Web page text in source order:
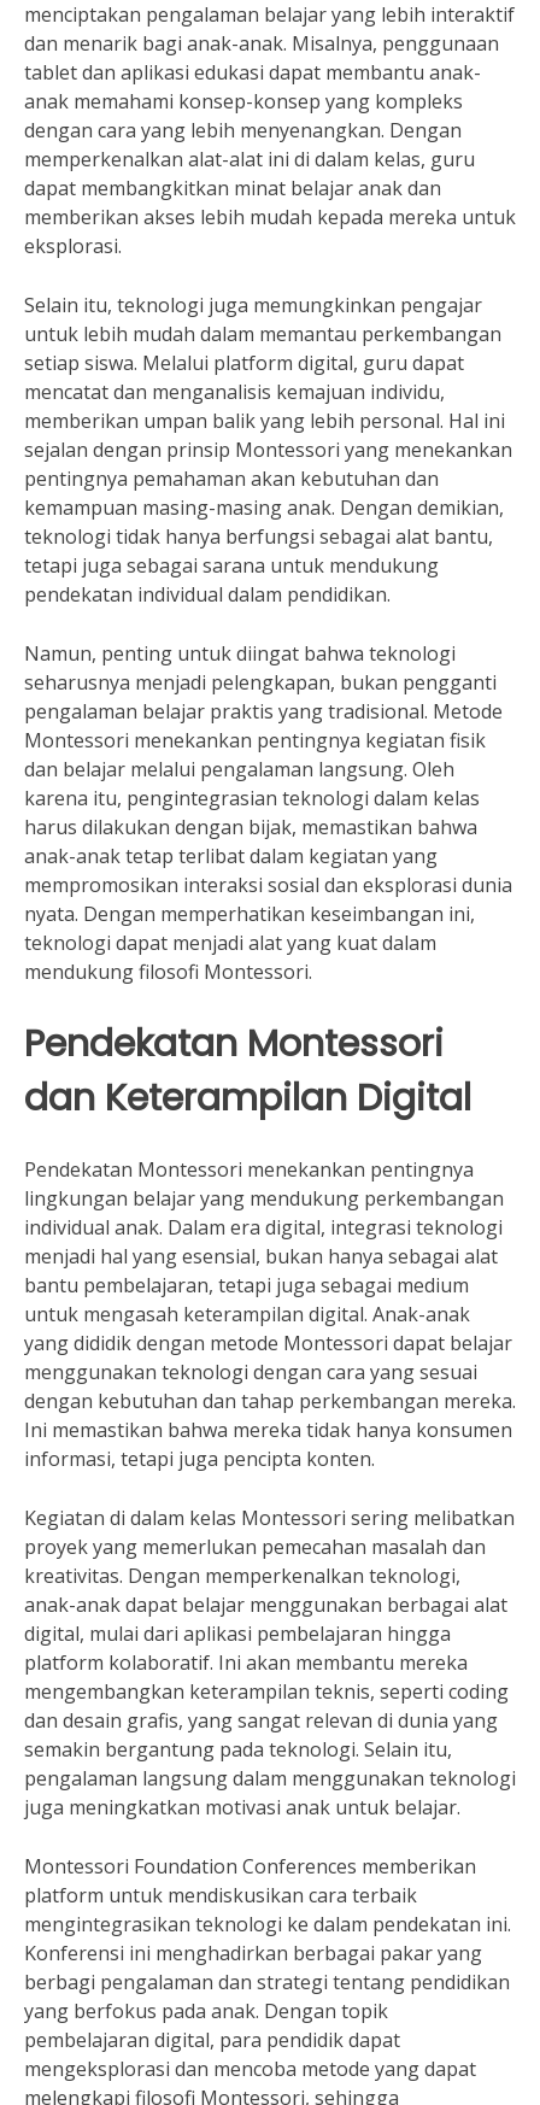
menciptakan pengalaman belajar yang lebih interaktif
dan menarik bagi anak-anak. Misalnya, penggunaan
tablet dan aplikasi edukasi dapat membantu anak-
anak memahami konsep-konsep yang kompleks
dengan cara yang lebih menyenangkan. Dengan
memperkenalkan alat-alat ini di dalam kelas, guru
dapat membangkitkan minat belajar anak dan
memberikan akses lebih mudah kepada mereka untuk
eksplorasi.
Selain itu, teknologi juga memungkinkan pengajar
untuk lebih mudah dalam memantau perkembangan
setiap siswa. Melalui platform digital, guru dapat
mencatat dan menganalisis kemajuan individu,
memberikan umpan balik yang lebih personal. Hal ini
sejalan dengan prinsip Montessori yang menekankan
pentingnya pemahaman akan kebutuhan dan
kemampuan masing-masing anak. Dengan demikian,
teknologi tidak hanya berfungsi sebagai alat bantu,
tetapi juga sebagai sarana untuk mendukung
pendekatan individual dalam pendidikan.
Namun, penting untuk diingat bahwa teknologi
seharusnya menjadi pelengkapan, bukan pengganti
pengalaman belajar praktis yang tradisional. Metode
Montessori menekankan pentingnya kegiatan fisik
dan belajar melalui pengalaman langsung. Oleh
karena itu, pengintegrasian teknologi dalam kelas
harus dilakukan dengan bijak, memastikan bahwa
anak-anak tetap terlibat dalam kegiatan yang
mempromosikan interaksi sosial dan eksplorasi dunia
nyata. Dengan memperhatikan keseimbangan ini,
teknologi dapat menjadi alat yang kuat dalam
mendukung filosofi Montessori.
Pendekatan Montessori
dan Keterampilan Digital
Pendekatan Montessori menekankan pentingnya
lingkungan belajar yang mendukung perkembangan
individual anak. Dalam era digital, integrasi teknologi
menjadi hal yang esensial, bukan hanya sebagai alat
bantu pembelajaran, tetapi juga sebagai medium
untuk mengasah keterampilan digital. Anak-anak
yang dididik dengan metode Montessori dapat belajar
menggunakan teknologi dengan cara yang sesuai
dengan kebutuhan dan tahap perkembangan mereka.
Ini memastikan bahwa mereka tidak hanya konsumen
informasi, tetapi juga pencipta konten.
Kegiatan di dalam kelas Montessori sering melibatkan
proyek yang memerlukan pemecahan masalah dan
kreativitas. Dengan memperkenalkan teknologi,
anak-anak dapat belajar menggunakan berbagai alat
digital, mulai dari aplikasi pembelajaran hingga
platform kolaboratif. Ini akan membantu mereka
mengembangkan keterampilan teknis, seperti coding
dan desain grafis, yang sangat relevan di dunia yang
semakin bergantung pada teknologi. Selain itu,
pengalaman langsung dalam menggunakan teknologi
juga meningkatkan motivasi anak untuk belajar.
Montessori Foundation Conferences memberikan
platform untuk mendiskusikan cara terbaik
mengintegrasikan teknologi ke dalam pendekatan ini.
Konferensi ini menghadirkan berbagai pakar yang
berbagi pengalaman dan strategi tentang pendidikan
yang berfokus pada anak. Dengan topik
pembelajaran digital, para pendidik dapat
mengeksplorasi dan mencoba metode yang dapat
melengkapi filosofi Montessori, sehingga